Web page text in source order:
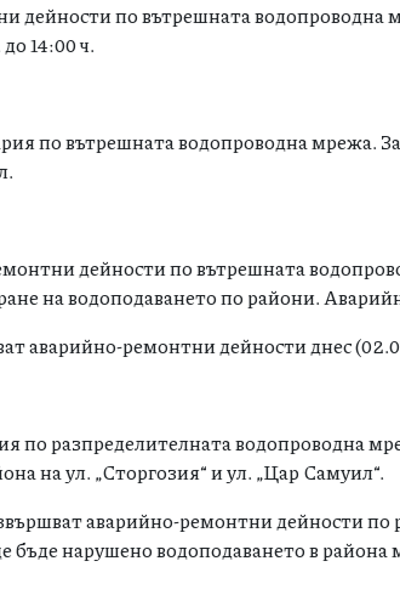
дейности по вътрешната водопроводна
14:00 ч.
по вътрешната водопроводна мрежа.
дейности по вътрешната
на водоподаването по райони.
аварийно-ремонтни дейности днес
по разпределителната водопроводна
на ул. „Сторгозия“ и ул. „Цар Самуил“.
аварийно-ремонтни дейности
бъде нарушено водоподаването в района